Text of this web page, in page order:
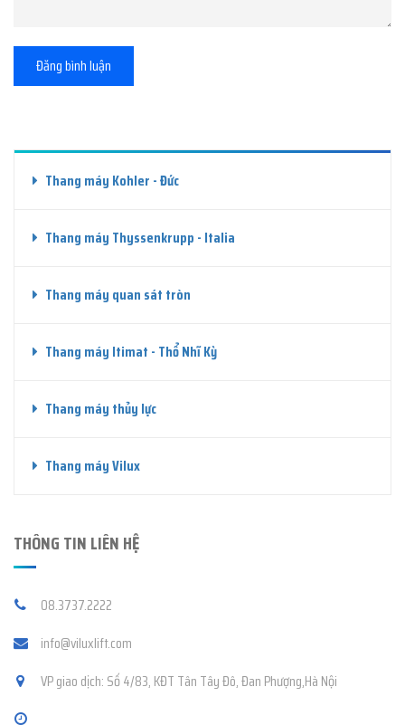
Đăng bình luận
Thang máy Kohler - Đức
Thang máy Thyssenkrupp - Italia
Thang máy quan sát tròn
Thang máy Itimat - Thổ Nhĩ Kỳ
Thang máy thủy lực
Thang máy Vilux
THÔNG TIN LIÊN HỆ
08.3737.2222
info@viluxlift.com
VP giao dịch: Số 4/83, KĐT Tân Tây Đô, Đan Phượng,Hà Nội